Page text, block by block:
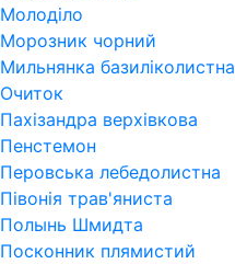
Молоділо
Морозник чорний
Мильнянка базиліколистна
Очиток
Пахізандра верхівкова
Пенстемон
Перовська лебедолистна
Півонія трав'яниста
Полынь Шмидта
Посконник плямистий